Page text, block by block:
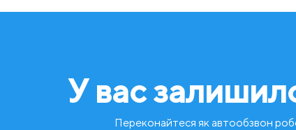
У вас
Переконайтеся як автообзвон